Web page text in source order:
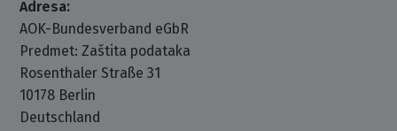
Adresa:
AOK-Bundesverband eGbR
Predmet: Zaštita podataka
Rosenthaler Straße 31
10178 Berlin
Deutschland